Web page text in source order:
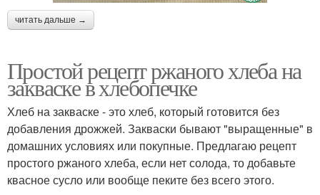
читать дальше →
Простой рецепт ржаного хлеба на
закваске в хлебопечке
Хлеб на закваске - это хлеб, который готовится без
добавления дрожжей. Закваски бывают "выращенные" в
домашних условиях или покупные. Предлагаю рецепт
простого ржаного хлеба, если нет солода, то добавьте
квасное сусло или вообще пеките без всего этого.